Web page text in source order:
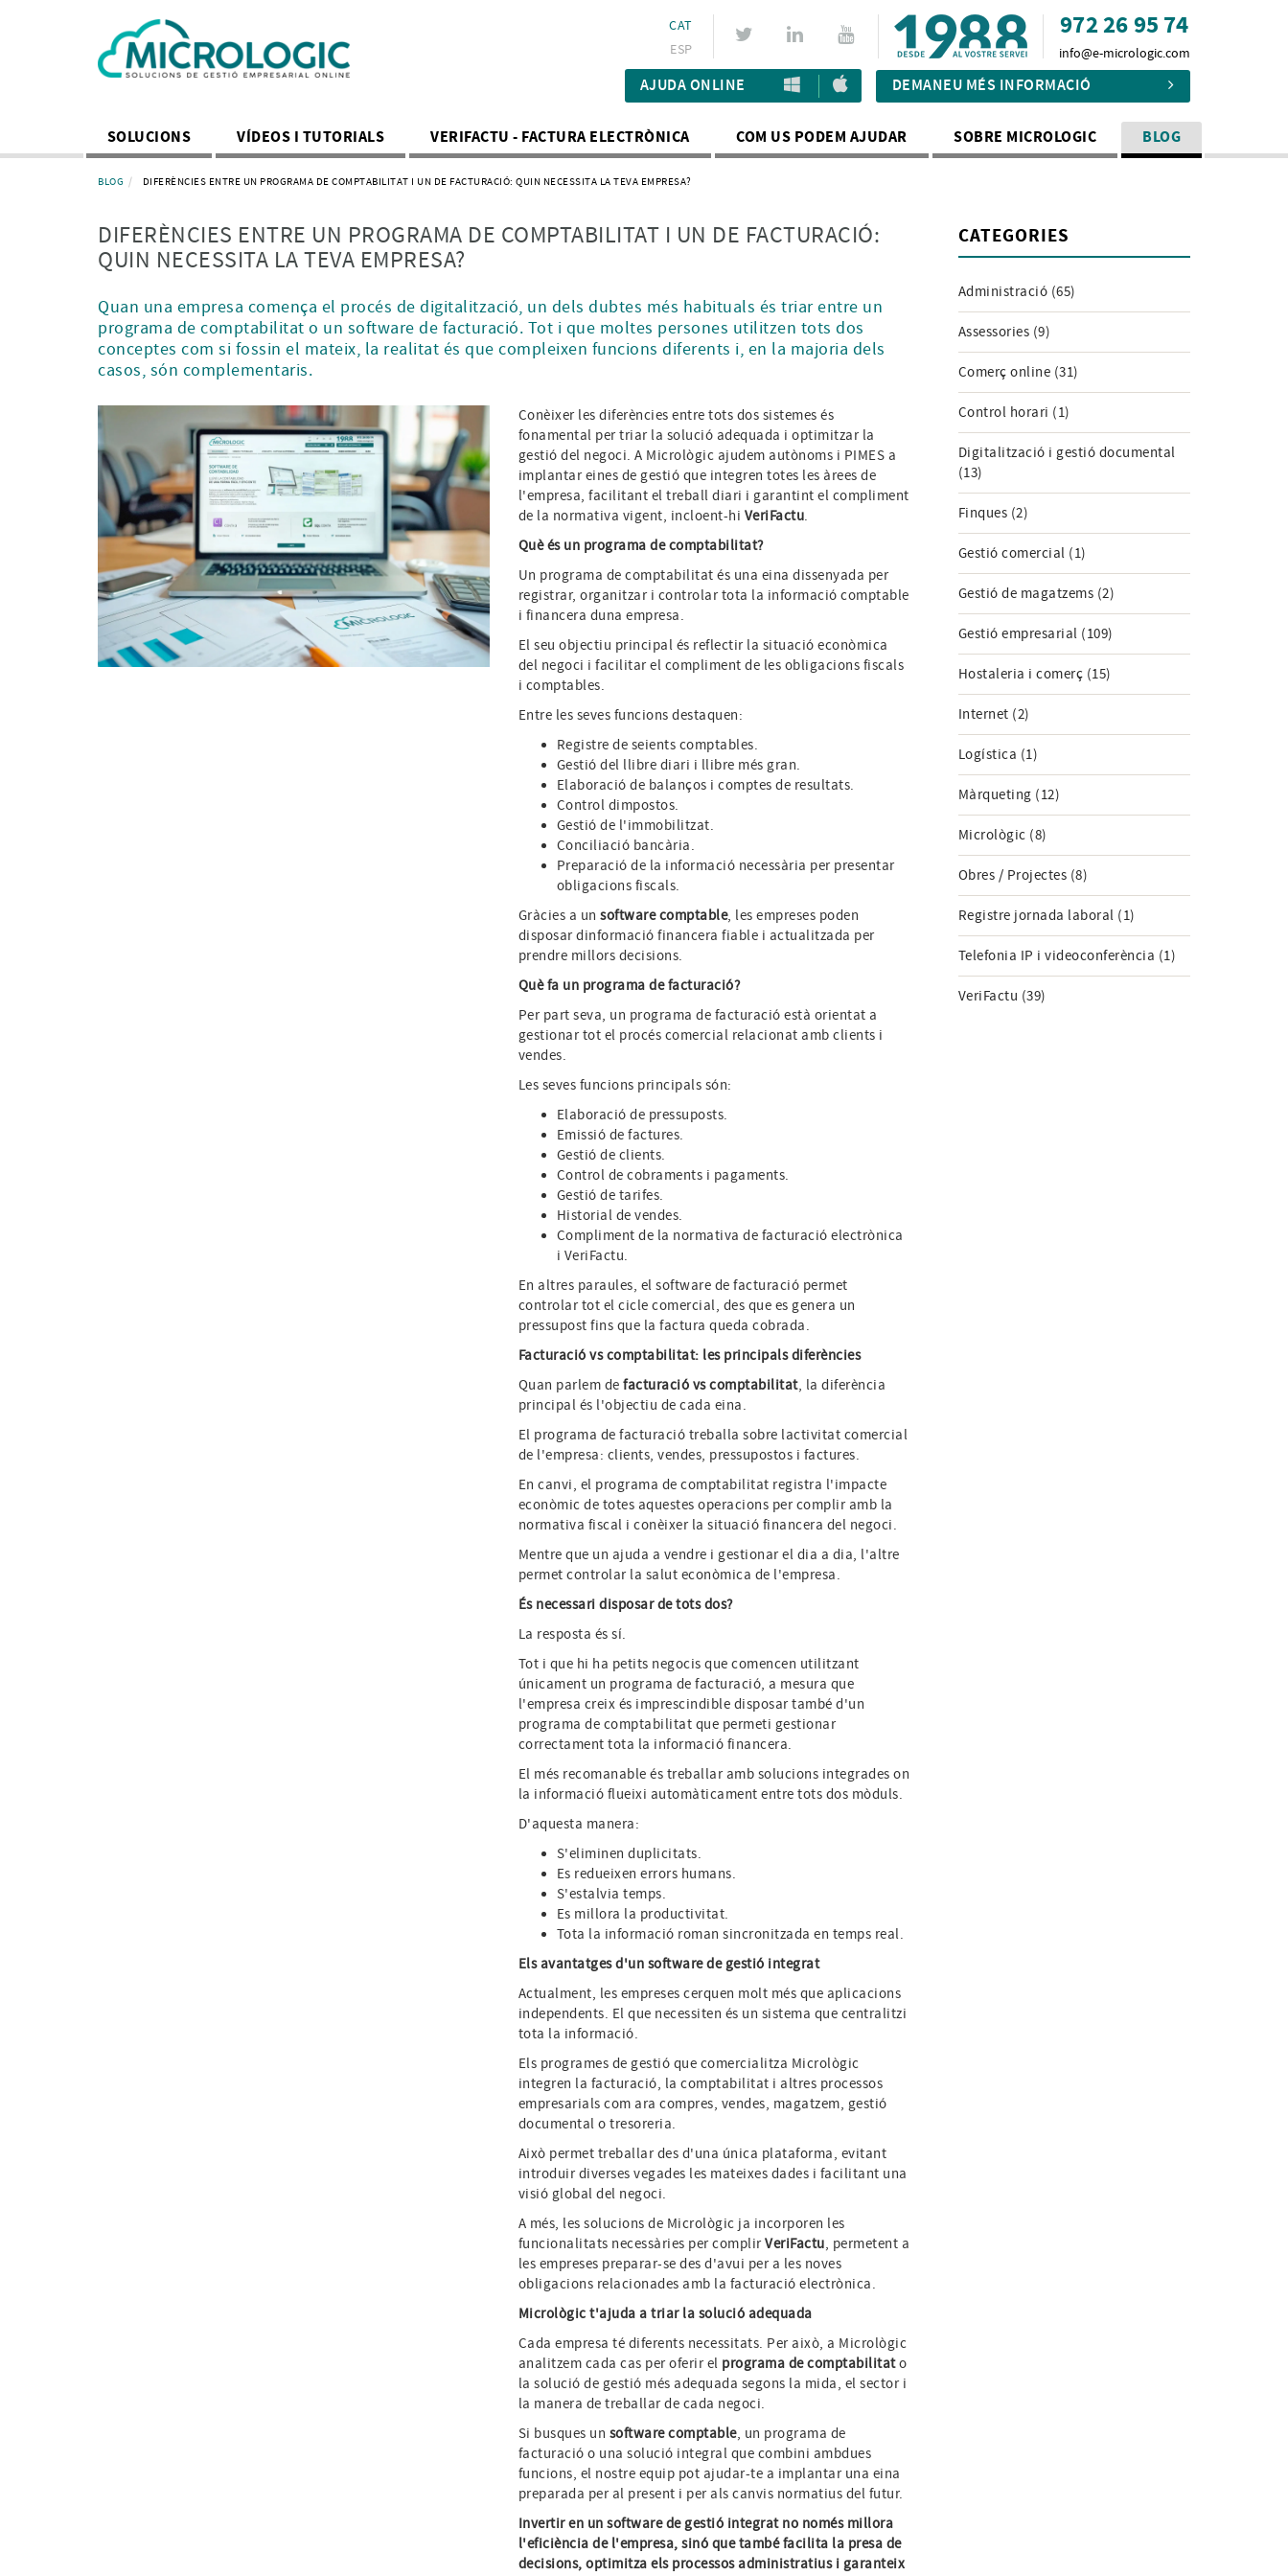
972 26 95 74
info@e-micrologic.com
CAT
ESP
AJUDA ONLINE DEMANEU MÉS INFORMACIÓ
SOLUCIONS VÍDEOS I TUTORIALS VERIFACTU - FACTURA ELECTRÒNICA COM US PODEM AJUDAR SOBRE MICROLOGIC BLOG
BLOG DIFERÈNCIES ENTRE UN PROGRAMA DE COMPTABILITAT I UN DE FACTURACIÓ: QUIN NECESSITA LA TEVA EMPRESA?
DIFERÈNCIES ENTRE UN PROGRAMA DE COMPTABILITAT I UN DE FACTURACIÓ:
QUIN NECESSITA LA TEVA EMPRESA?
Quan una empresa comença el procés de digitalització, un dels dubtes més habituals és triar entre un
programa de comptabilitat o un software de facturació. Tot i que moltes persones utilitzen tots dos
conceptes com si fossin el mateix, la realitat és que compleixen funcions diferents i, en la majoria dels
casos, són complementaris.
Conèixer les diferències entre tots dos sistemes és
fonamental per triar la solució adequada i optimitzar la
gestió del negoci. A Micrològic ajudem autònoms i PIMES a
implantar eines de gestió que integren totes les àrees de
l'empresa, facilitant el treball diari i garantint el compliment
de la normativa vigent, incloent-hi VeriFactu.
Què és un programa de comptabilitat?
Un programa de comptabilitat és una eina dissenyada per
registrar, organitzar i controlar tota la informació comptable
i financera duna empresa.
El seu objectiu principal és reflectir la situació econòmica
del negoci i facilitar el compliment de les obligacions fiscals
i comptables.
Entre les seves funcions destaquen:
Registre de seients comptables.
Gestió del llibre diari i llibre més gran.
Elaboració de balanços i comptes de resultats.
Control dimpostos.
Gestió de l'immobilitzat.
Conciliació bancària.
Preparació de la informació necessària per presentar
obligacions fiscals.
Gràcies a un software comptable, les empreses poden
disposar dinformació financera fiable i actualitzada per
prendre millors decisions.
Què fa un programa de facturació?
Per part seva, un programa de facturació està orientat a
gestionar tot el procés comercial relacionat amb clients i
vendes.
Les seves funcions principals són:
Elaboració de pressuposts.
Emissió de factures.
Gestió de clients.
Control de cobraments i pagaments.
Gestió de tarifes.
Historial de vendes.
Compliment de la normativa de facturació electrònica
i VeriFactu.
En altres paraules, el software de facturació permet
controlar tot el cicle comercial, des que es genera un
pressupost fins que la factura queda cobrada.
Facturació vs comptabilitat: les principals diferències
Quan parlem de facturació vs comptabilitat, la diferència
principal és l'objectiu de cada eina.
El programa de facturació treballa sobre lactivitat comercial
de l'empresa: clients, vendes, pressupostos i factures.
En canvi, el programa de comptabilitat registra l'impacte
econòmic de totes aquestes operacions per complir amb la
normativa fiscal i conèixer la situació financera del negoci.
Mentre que un ajuda a vendre i gestionar el dia a dia, l'altre
permet controlar la salut econòmica de l'empresa.
És necessari disposar de tots dos?
La resposta és sí.
Tot i que hi ha petits negocis que comencen utilitzant
únicament un programa de facturació, a mesura que
l'empresa creix és imprescindible disposar també d'un
programa de comptabilitat que permeti gestionar
correctament tota la informació financera.
El més recomanable és treballar amb solucions integrades on
la informació flueixi automàticament entre tots dos mòduls.
D'aquesta manera:
S'eliminen duplicitats.
Es redueixen errors humans.
S'estalvia temps.
Es millora la productivitat.
Tota la informació roman sincronitzada en temps real.
Els avantatges d'un software de gestió integrat
Actualment, les empreses cerquen molt més que aplicacions
independents. El que necessiten és un sistema que centralitzi
tota la informació.
Els programes de gestió que comercialitza Micrològic
integren la facturació, la comptabilitat i altres processos
empresarials com ara compres, vendes, magatzem, gestió
documental o tresoreria.
Això permet treballar des d'una única plataforma, evitant
introduir diverses vegades les mateixes dades i facilitant una
visió global del negoci.
A més, les solucions de Micrològic ja incorporen les
funcionalitats necessàries per complirVeriFactu, permetent a
les empreses preparar-se des d'avui per a les noves
obligacions relacionades amb la facturació electrònica.
Micrològic t'ajuda a triar la solució adequada
Cada empresa té diferents necessitats. Per això, a Micrològic
analitzem cada cas per oferir el programa de comptabilitato
la solució de gestió més adequada segons la mida, el sector i
la manera de treballar de cada negoci.
Si busques un software comptable, un programa de
facturació o una solució integral que combini ambdues
funcions, el nostre equip pot ajudar-te a implantar una eina
preparada per al present i per als canvis normatius del futur.
Invertir en un software de gestió integrat no només millora
l'eficiència de l'empresa, sinó que també facilita la presa de
decisions, optimitza els processos administratius i garanteix
CATEGORIES
Administració (65)
Assessories (9)
Comerç online (31)
Control horari (1)
Digitalització i gestió documental
(13)
Finques (2)
Gestió comercial (1)
Gestió de magatzems (2)
Gestió empresarial (109)
Hostaleria i comerç (15)
Internet (2)
Logística (1)
Màrqueting (12)
Micrològic (8)
Obres / Projectes (8)
Registre jornada laboral (1)
Telefonia IP i videoconferència (1)
VeriFactu (39)